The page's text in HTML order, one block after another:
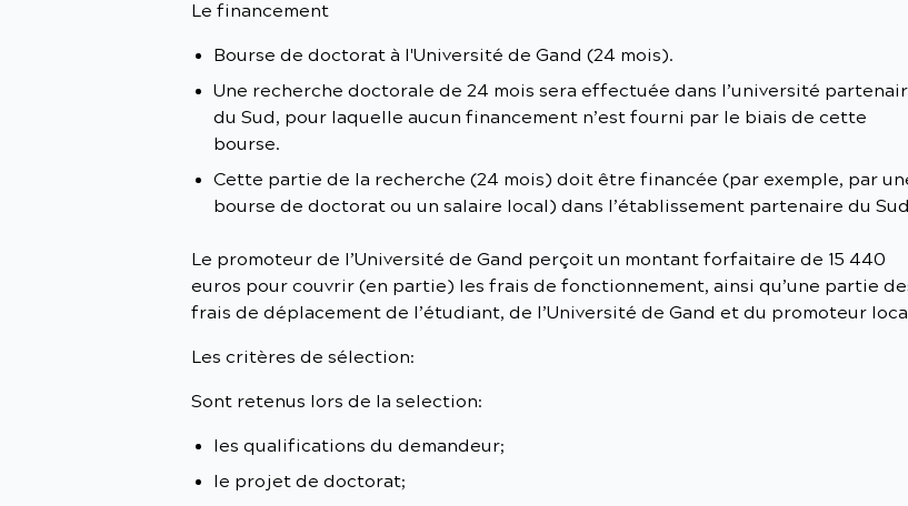
Le financement
Bourse de doctorat à l'Université de Gand (24 mois).
Une recherche doctorale de 24 mois sera effectuée dans l’université
du Sud, pour laquelle aucun financement n’est fourni par le biais de cette
bourse.
Cette partie de la recherche (24 mois) doit être financée (par exemple, par
bourse de doctorat ou un salaire local) dans l’établissement partenaire du
Le promoteur de l’Université de Gand perçoit un montant forfaitaire de 15 440
euros pour couvrir (en partie) les frais de fonctionnement, ainsi qu’une partie
frais de déplacement de l’étudiant, de l’Université de Gand et du promoteur
Les critères de sélection:
Sont retenus lors de la selection:
les qualifications du demandeur;
le projet de doctorat;